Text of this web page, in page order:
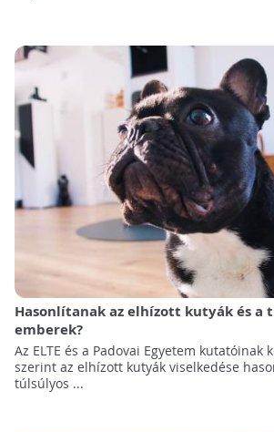
Hasonlítanak az elhízott kutyák és a
emberek?
Az ELTE és a Padovai Egyetem kutatóinak
szerint az elhízott kutyák viselkedése
túlsúlyos ...